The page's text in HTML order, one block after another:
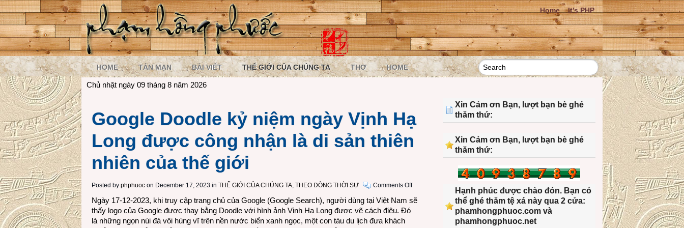
Home It’s PHP
HOME TẢN MẠN BÀI VIẾT THẾ GIỚI CỦA CHÚNG TA THƠ HOME
Chủ nhật ngày 09 tháng 8 năm 2026
Google Doodle kỷ niệm ngày Vịnh Hạ
Long được công nhận là di sản thiên
nhiên của thế giới
Posted by phphuoc on December 17, 2023 in THẾ GIỚI CỦA CHÚNG TA, THEO DÒNG THỜI SỰ Comments Offon
Doodle
Ngày 17-12-2023, khi truy cập trang chủ của Google (Google Search), người dùng tại Việt Nam sẽ
thấy logo của Google được thay bằng Doodle với hình ảnh Vịnh Hạ Long được vẽ cách điệu. Đó
là những ngọn núi đá vôi hùng vĩ trên nền nước biển xanh ngọc, một con tàu du lịch đưa khách
Xin Cảm ơn Bạn, lượt bạn bè ghé
thăm thứ:
Xin Cảm ơn Bạn, lượt bạn bè ghé
thăm thứ:
Hạnh phúc được chào đón. Bạn có
thể ghé thăm tệ xá này qua 2 cửa:
phamhongphuoc.com và
phamhongphuoc.net